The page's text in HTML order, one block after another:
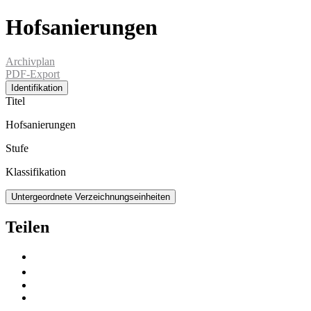
Hofsanierungen
Archivplan
PDF-Export
Identifikation
Titel
Hofsanierungen
Stufe
Klassifikation
Untergeordnete Verzeichnungseinheiten
Teilen